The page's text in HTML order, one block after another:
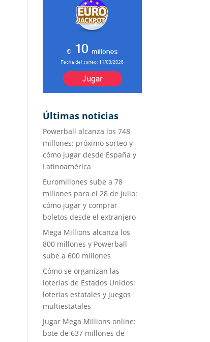
Últimas noticias
Powerball alcanza los 748
millones: próximo sorteo y
cómo jugar desde España y
Latinoamérica
Euromillones sube a 78
millones para el 28 de julio:
cómo jugar y comprar
boletos desde el extranjero
Mega Millions alcanza los
800 millones y Powerball
sube a 600 millones
Cómo se organizan las
loterías de Estados Unidos:
loterías estatales y juegos
multiestatales
Jugar Mega Millions online:
bote de 637 millones de